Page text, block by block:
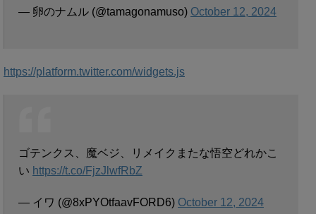
— 卵のナムル (@tamagonamuso) October 12, 2024
https://platform.twitter.com/widgets.js
ゴテンクス、魔ベジ、リメイクまたな悟空どれかこ
い https://t.co/FjzJlwfRbZ
— イワ (@8xPYOtfaavFORD6) October 12, 2024